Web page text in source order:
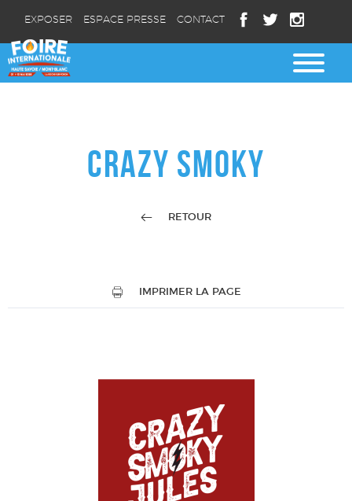
EXPOSER ESPACE PRESSE CONTACT
CRAZY SMOKY
RETOUR
IMPRIMER LA PAGE